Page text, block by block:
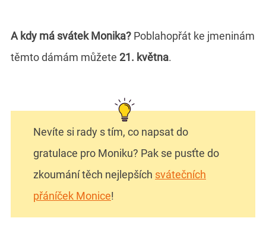
A kdy má svátek Monika? Poblahopřát ke jmeninám
těmto dámám můžete 21. května.
Nevíte si rady s tím, co napsat do
gratulace pro Moniku? Pak se pusťte do
zkoumání těch nejlepších svátečních
přáníček Monice!